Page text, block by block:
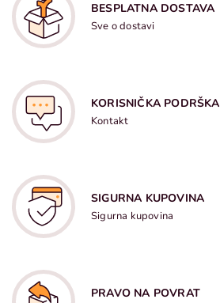
BESPLATNA DOSTAVA
Sve o dostavi
KORISNIČKA PODRŠKA
Kontakt
SIGURNA KUPOVINA
Sigurna kupovina
PRAVO NA POVRAT